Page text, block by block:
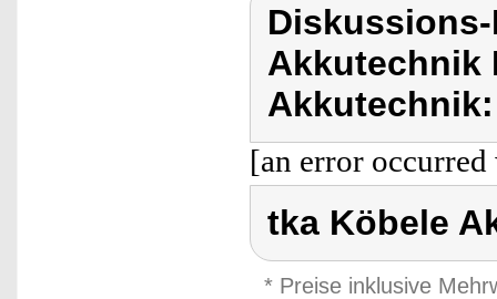
Akkutechnik
Akkutechnik:
[an error
tka Köbele
* Preise inklusive